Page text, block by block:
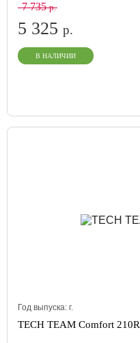
7 735р.
5 325 р.
В НАЛИЧИИ
Год выпуска: г.
TECH TEAM Comfort 210R